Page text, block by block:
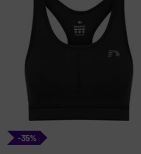
-35%